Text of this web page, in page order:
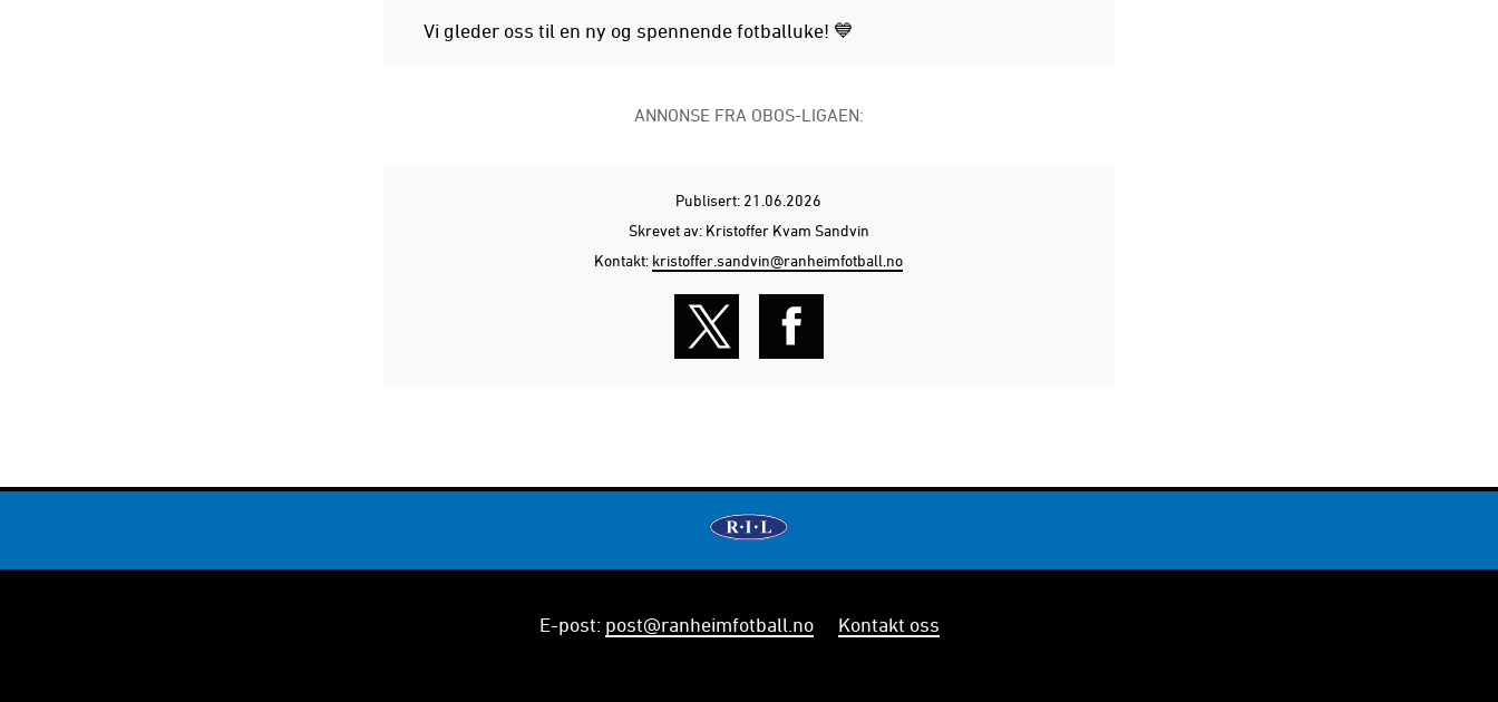
Vi gleder oss til en ny og spennende fotballuke! 💙
ANNONSE FRA OBOS-LIGAEN:
Publisert: 21.06.2026
Skrevet av: Kristoffer Kvam Sandvin
Kontakt: kristoffer.sandvin@ranheimfotball.no
E-post: post@ranheimfotball.no Kontakt oss